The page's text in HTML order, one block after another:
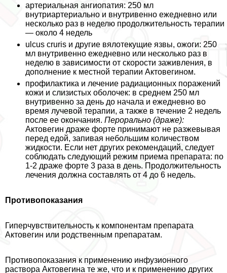
артериальная ангиопатия: 250 мл
внутриартериально и внутривенно ежедневно или
несколько раз в неделю продолжительность терапии
— около 4 недель
ulcus cruris и другие вялотекущие язвы, ожоги: 250
мл внутривенно ежедневно или несколько раз в
неделю в зависимости от скорости заживления, в
дополнение к местной терапии Актовегином.
профилактика и лечение радиационных поражений
кожи и слизистых оболочек: в среднем 250 мл
внутривенно за день до начала и ежедневно во
время лучевой терапии, а также в течение 2 недель
после ее окончания. Перopaльно (драже):
Актовегин драже форте принимают не разжевывая
перед едой, запивая небольшим количеством
жидкости. Если нет других рекомендаций, следует
соблюдать следующий режим приема препарата: по
1-2 драже форте 3 раза в день. Продолжительность
лечения должна составлять от 4 до 6 недель.
Противопоказания
Гиперчувствительность к компонентам препарата
Актовегин или родственным препаратам.
Противопоказания к применению инфузионного
раствора Актовегина те же, что и к применению других